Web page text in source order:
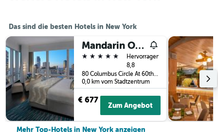
Das sind die besten Hotels in New York
Mandarin Oriental, New York
5 Sterne
Hervorragend
8,8
80 Columbus Circle At 60th Street, New York, NY, USA
0,0 km vom Stadtzentrum
€ 677
Zum Angebot
Mehr Top-Hotels in New York anzeigen